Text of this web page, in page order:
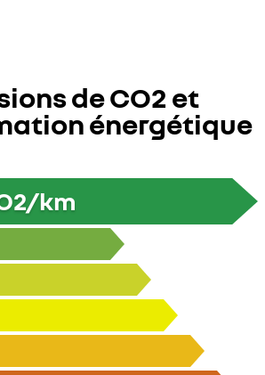
de CO2 et
énergétique
km